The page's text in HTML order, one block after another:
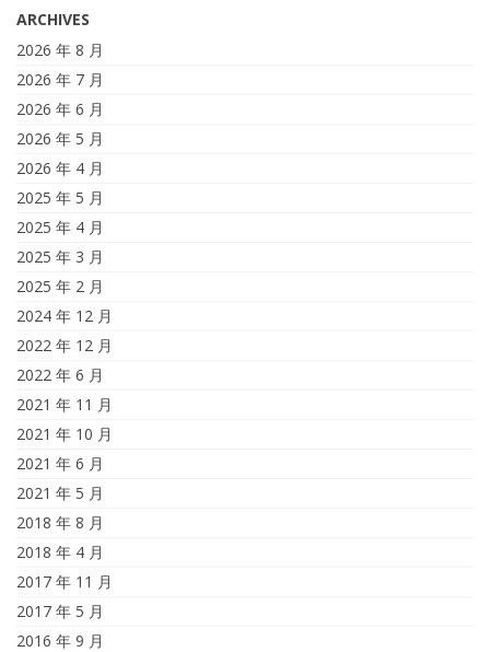
ARCHIVES
2026 年 8 月
2026 年 7 月
2026 年 6 月
2026 年 5 月
2026 年 4 月
2025 年 5 月
2025 年 4 月
2025 年 3 月
2025 年 2 月
2024 年 12 月
2022 年 12 月
2022 年 6 月
2021 年 11 月
2021 年 10 月
2021 年 6 月
2021 年 5 月
2018 年 8 月
2018 年 4 月
2017 年 11 月
2017 年 5 月
2016 年 9 月